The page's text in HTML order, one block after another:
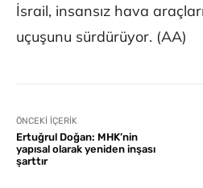
İsrail, insansız hava
uçuşunu sürdürüyor. (AA)
ÖNCEKI İÇERIK
Ertuğrul Doğan: MHK’nin
yapısal olarak yeniden inşası
şarttır